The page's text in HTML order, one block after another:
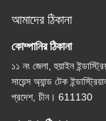
আমাদের ঠিকানা
কোম্পানির ঠিকানা
১১ নং জেলা, হুয়াইন
সায়েন্স অ্যান্ড টেক
প্রদেশ, চীন। 611130